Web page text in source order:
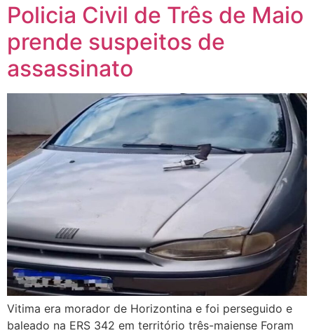
Policia Civil de Três de Maio
prende suspeitos de
assassinato
Vitima era morador de Horizontina e foi perseguido e
baleado na ERS 342 em território três-maiense Foram